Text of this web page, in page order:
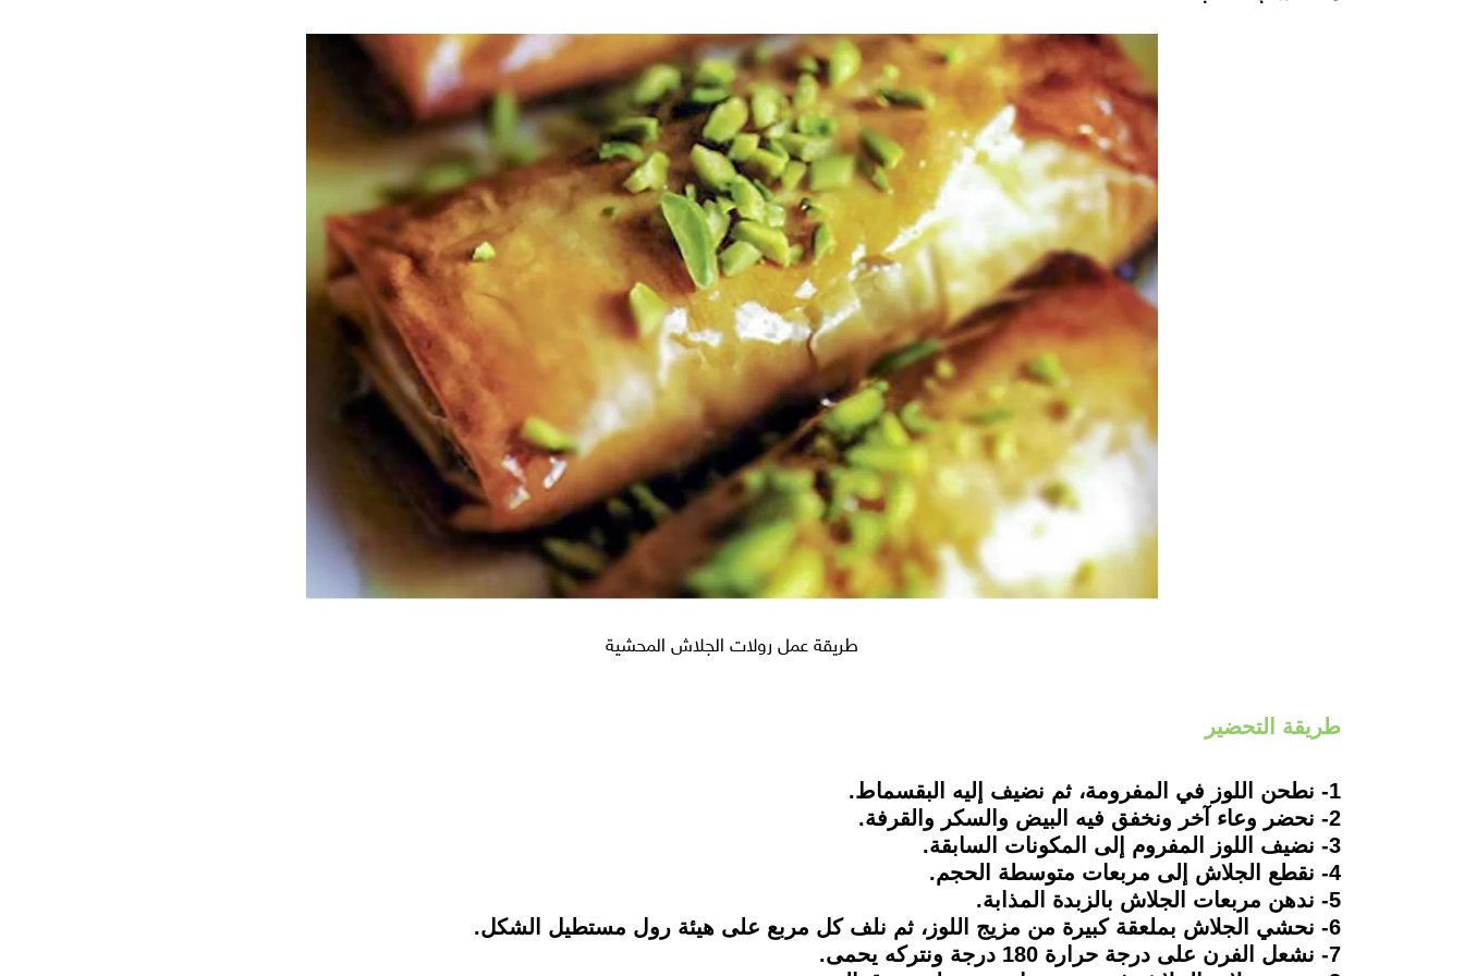
طريقة عمل رولات الجلاش المحشية
طريقة التحضير
1- نطحن اللوز في المفرومة، ثم نضيف إليه البقسماط.
2- نحضر وعاء آخر ونخفق فيه البيض والسكر والقرفة.
3- نضيف اللوز المفروم إلى المكونات السابقة.
4- نقطع الجلاش إلى مربعات متوسطة الحجم.
5- ندهن مربعات الجلاش بالزبدة المذابة.
6- نحشي الجلاش بملعقة كبيرة من مزيج اللوز، ثم نلف كل مربع على هيئة رول مستطيل الشكل.
7- نشعل الفرن على درجة حرارة 180 درجة ونتركه يحمى.